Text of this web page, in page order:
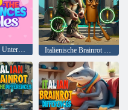
Finden Sie die Unterschiede Paare Italienische Brainrot finden die Unterschiede